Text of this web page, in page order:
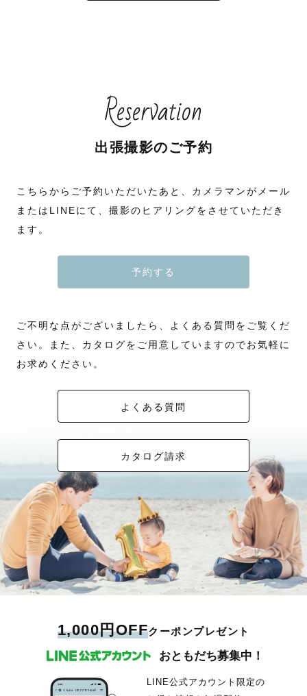
Reservation
出張撮影のご予約
こちらからご予約いただいたあと、カメラマンがメール
またはLINEにて、撮影のヒアリングをさせていただき
ます。
予約する
ご不明な点がございましたら、よくある質問をご覧くだ
さい。また、カタログをご用意していますのでお気軽に
お求めください。
よくある質問
カタログ請求
1,000円OFFクーポンプレゼント
おともだち募集中！
LINE公式アカウント限定の